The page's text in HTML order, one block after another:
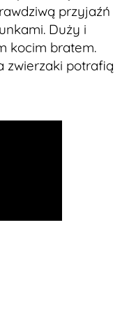
przyjaźń
Duży i
kocim bratem.
zwierzaki potrafią